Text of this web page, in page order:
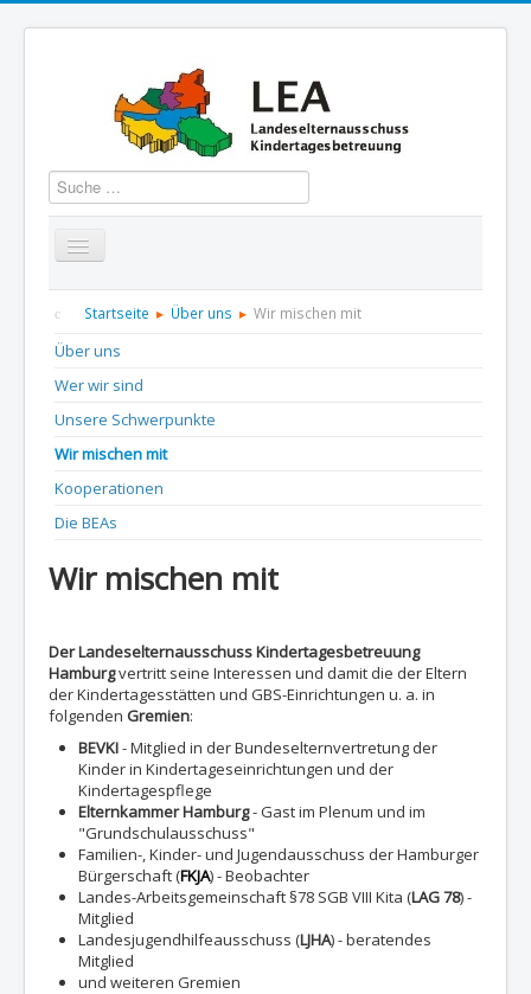
Suchen
Startseite Über uns Aktuelles
Kontakt
Startseite Über uns Wir mischen mit
Über uns
Wer wir sind
Unsere Schwerpunkte
Wir mischen mit
Kooperationen
Die BEAs
Wir mischen mit
Der Landeselternausschuss Kindertagesbetreuung
Hamburgvertritt seine Interessen und damit die der Eltern
der Kindertagesstätten und GBS-Einrichtungen u. a. in
folgenden Gremien:
BEVKI- Mitglied in der Bundeselternvertretung der
Kinder in Kindertageseinrichtungen und der
Kindertagespflege
Elternkammer Hamburg- Gast im Plenum und im
"Grundschulausschuss"
Familien-, Kinder- und Jugendausschuss der Hamburger
Bürgerschaft (FKJA) - Beobachter
Landes-Arbeitsgemeinschaft §78 SGB VIII Kita (LAG 78) -
Mitglied
Landesjugendhilfeausschuss (LJHA) - beratendes
Mitglied
und weiteren Gremien